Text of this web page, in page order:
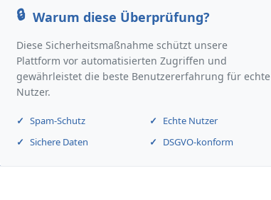
Warum diese Überprüfung?
Diese Sicherheitsmaßnahme schützt unsere
Plattform vor automatisierten Zugriffen und
gewährleistet die beste Benutzererfahrung für echte
Nutzer.
Spam-Schutz
Echte Nutzer
Sichere Daten
DSGVO-konform